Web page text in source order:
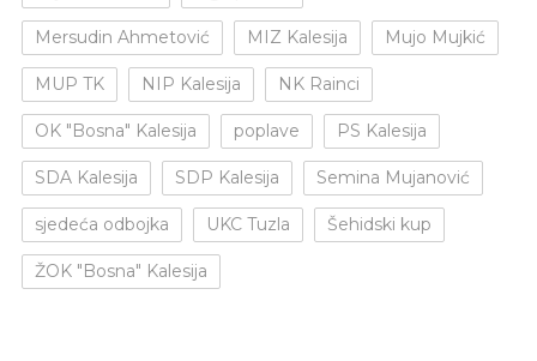
Mersudin Ahmetović MIZ Kalesija Mujo Mujkić
MUP TK NIP Kalesija NK Rainci
OK "Bosna" Kalesija poplave PS Kalesija
SDA Kalesija SDP Kalesija Semina Mujanović
sjedeća odbojka UKC Tuzla Šehidski kup
ŽOK "Bosna" Kalesija